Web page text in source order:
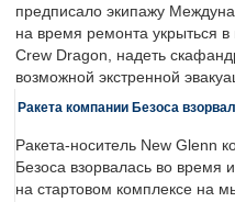
предписало экипажу
на время ремонта укрыться
Crew Dragon, надеть
возможной экстренной
Ракета компании Безоса
Ракета-носитель New
Безоса взорвалась во время
на стартовом комплексе на